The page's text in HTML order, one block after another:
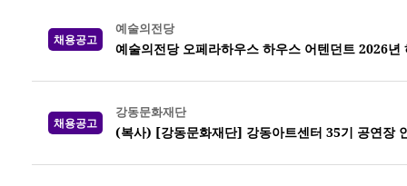
채용공고
예술의전당
예술의전당 오페라하우스 하우스 어텐던트 2026
채용공고
강동문화재단
(복사) [강동문화재단] 강동아트센터 35기 공연장